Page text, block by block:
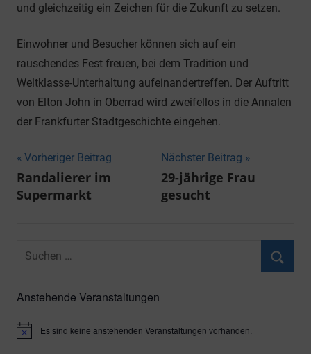
und gleichzeitig ein Zeichen für die Zukunft zu setzen.
Einwohner und Besucher können sich auf ein
rauschendes Fest freuen, bei dem Tradition und
Weltklasse-Unterhaltung aufeinandertreffen. Der Auftritt
von Elton John in Oberrad wird zweifellos in die Annalen
der Frankfurter Stadtgeschichte eingehen.
Beitragsnavigation
Vorheriger Beitrag
Randalierer im
Supermarkt
Nächster Beitrag
29-jährige Frau
gesucht
Suchen
Anstehende Veranstaltungen
HinweisEs sind keine anstehenden Veranstaltungen vorhanden.